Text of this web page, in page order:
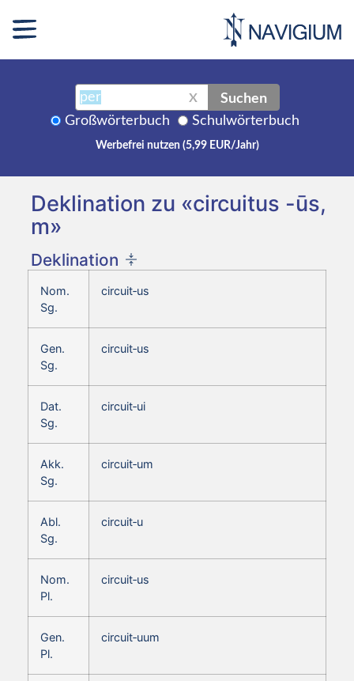
X Suchen
Großwörterbuch Schulwörterbuch
Werbefrei nutzen (5,99 EUR/Jahr)
Deklination zu «circuitus -ūs,
m»
Deklination
Nom.
Sg.
circuit‑us
Gen.
Sg.
circuit‑us
Dat.
Sg.
circuit‑ui
Akk.
Sg.
circuit‑um
Abl.
Sg.
circuit‑u
Nom.
Pl.
circuit‑us
Gen.
Pl.
circuit‑uum